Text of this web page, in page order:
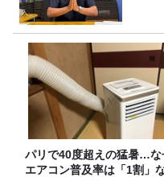
パリで40度超えの猛暑…な
エアコン普及率は「1割」